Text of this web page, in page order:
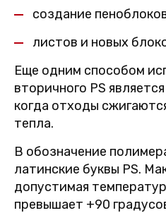
создание
листов и новых
Еще одним способом
вторичного PS
когда отходы
тепла.
В обозначение
латинские буквы PS.
допустимая
превышает +90